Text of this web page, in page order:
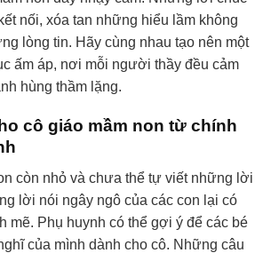
nối, xóa tan những hiểu lầm không
lòng tin. Hãy cùng nhau tạo nên một
ấm áp, nơi mỗi người thầy đều cảm
hùng thầm lặng.
cô giáo mầm non từ chính
còn nhỏ và chưa thể tự viết những lời
lời nói ngây ngô của các con lại có
mẽ. Phụ huynh có thể gợi ý để các bé
của mình dành cho cô. Những câu